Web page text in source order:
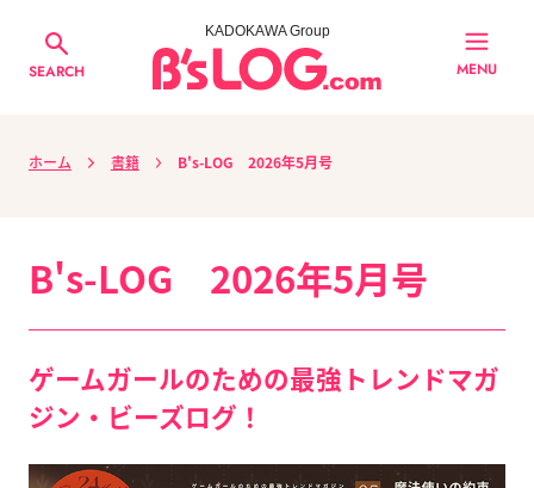
SEARCH
KADOKAWA Group
MENU
ホーム 書籍 B's-LOG 2026年5月号
B's-LOG 2026年5月号
ゲームガールのための最強トレンドマガ
ジン・ビーズログ！